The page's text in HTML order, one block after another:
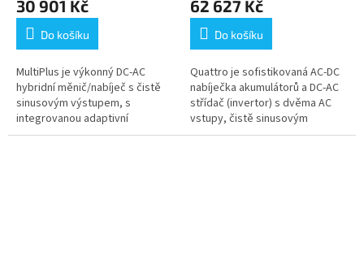
30 901 Kč
Do košíku
MultiPlus je výkonný DC-AC
hybridní měnič/nabíječ s čistě
sinusovým výstupem, s
integrovanou adaptivní
nabíječkou baterií a ultra
62 627 Kč
Do košíku
Quattro je sofistikovaná AC-DC
nabíječka akumulátorů a DC-AC
střídač (invertor) s dvěma AC
vstupy, čistě sinusovým
výstupním napětím a ultra